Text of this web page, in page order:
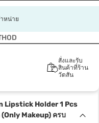
หน่าย
สั่งและรับ
สินค้าที่ร้าน
วัตสัน
Lipstick Holder 1 Pcs
Makeup) ครบ